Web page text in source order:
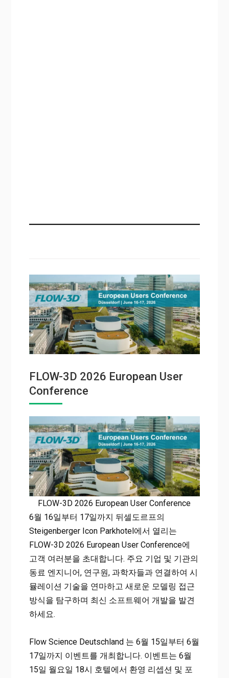
FLOW-3D 2026 European User
Conference
FLOW-3D 2026 European User Conference
6월 16일부터 17일까지 뒤셀도르프의
Steigenberger Icon Parkhotel에서 열리는
FLOW-3D 2026 European User Conference에
고객 여러분을 초대합니다. 주요 기업 및 기관의
동료 엔지니어, 연구원, 과학자들과 연결하여 시
뮬레이션 기술을 연마하고 새로운 모델링 접근
방식을 탐구하며 최신 소프트웨어 개발을 발견
하세요.
Flow Science Deutschland 는 6월 15일부터 6월
17일까지 이벤트를 개최합니다. 이벤트는 6월
15일 월요일 18시 호텔에서 환영 리셉션 및 포